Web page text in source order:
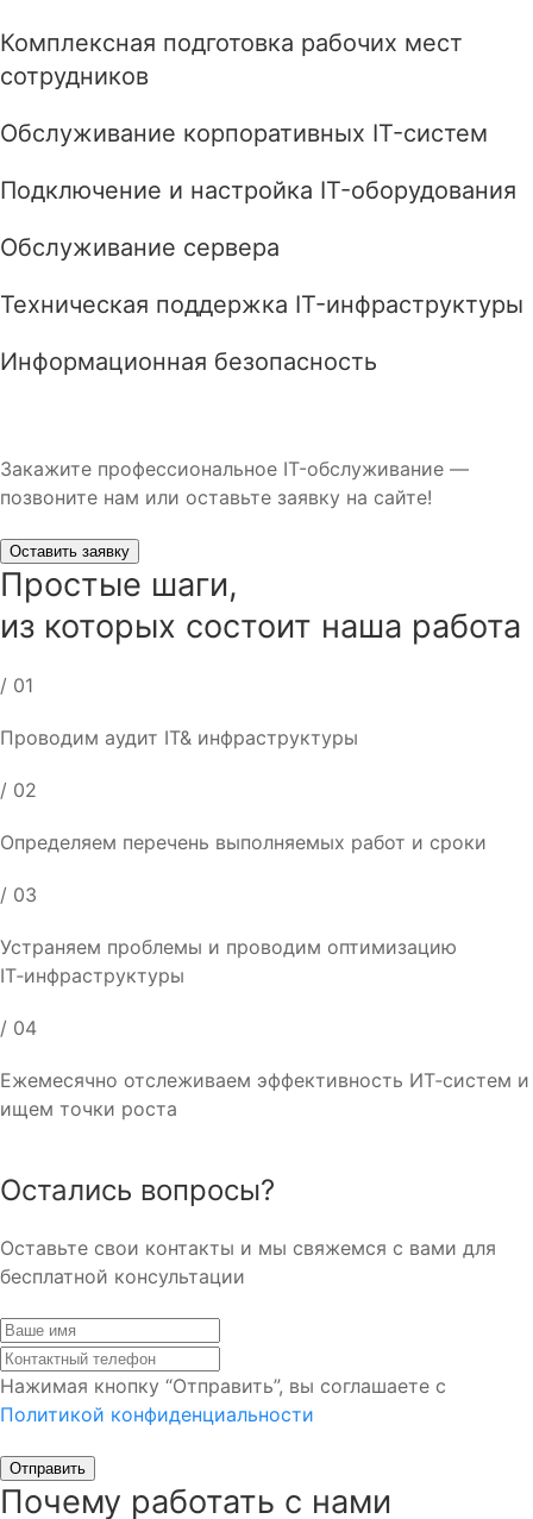
Комплексная подготовка рабочих мест
сотрудников
Обслуживание корпоративных IT-систем
Подключение и настройка IT-оборудования
Обслуживание сервера
Техническая поддержка IT-инфраструктуры
Информационная безопасность
Закажите профессиональное IT-обслуживание —
позвоните нам или оставьте заявку на сайте!
Оставить заявку
Простые шаги,
из которых состоит наша работа
/ 01
Проводим аудит IT& инфраструктуры
/ 02
Определяем перечень выполняемых работ и сроки
/ 03
Устраняем проблемы и проводим оптимизацию
IT‑инфраструктуры
/ 04
Ежемесячно отслеживаем эффективность ИТ‑систем и
ищем точки роста
Остались вопросы?
Оставьте свои контакты и мы свяжемся с вами для
бесплатной консультации
Нажимая кнопку “Отправить”, вы соглашаете с
Политикой конфиденциальности
Отправить
Почему работать с нами